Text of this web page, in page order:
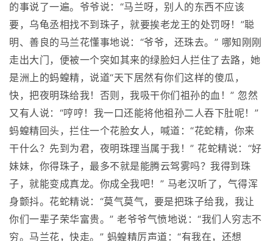
的事说了一遍。爷爷说：“马兰呀，别人的东西不应该
要，乌龟丞相找不到珠子，就要挨老龙王的处罚呀！”聪
明、善良的马兰花懂事地说：“爷爷，还珠去。” 哪知刚刚
走出大门，便被一个突如其来的绿脸妇人拦住了去路，她
是洲上的蚂蝗精，说道“天下居然有你们这样的傻瓜，
快，把夜明珠给我！否则，我吸干你们祖孙的血！” 忽然
又有人说：“哼哼！我一口还能将他祖孙二人吞下肚呢！”
蚂蝗精回头，拦住一个花脸女人，喊道：“花蛇精，你来
干什么？先到为君，夜明珠理当属于我！” 花蛇精说：“好
妹妹，你得珠子，最多不就是能腾云驾雾吗？我得到珠
子，就能变成真龙。你成全我吧！” 马老汉听了，气得浑
身颤抖。花蛇精说：“莫气莫气，要是把珠子给我，我让
你们一辈子荣华富贵。” 老爷爷气愤地说：“我们人穷志不
穷。马兰花，快走。” 蚂蝗精厉声道：“有我在，还想